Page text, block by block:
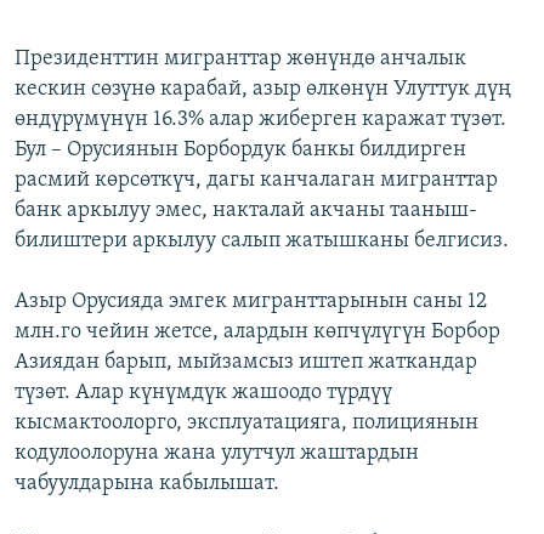
Президенттин мигранттар жөнүндө анчалык
кескин сөзүнө карабай, азыр өлкөнүн Улуттук дүң
өндүрүмүнүн 16.3% алар жиберген каражат түзөт.
Бул – Орусиянын Борбордук банкы билдирген
расмий көрсөткүч, дагы канчалаган мигранттар
банк аркылуу эмес, накталай акчаны тааныш-
билиштери аркылуу салып жатышканы белгисиз.
Азыр Орусияда эмгек мигранттарынын саны 12
млн.го чейин жетсе, алардын көпчүлүгүн Борбор
Азиядан барып, мыйзамсыз иштеп жаткандар
түзөт. Алар күнүмдүк жашоодо түрдүү
кысмактоолорго, эксплуатацияга, полициянын
кодулоолоруна жана улутчул жаштардын
чабуулдарына кабылышат.